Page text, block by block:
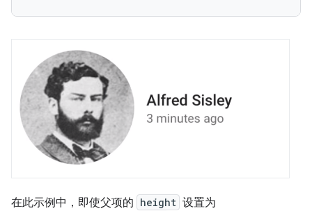
在此示例中，即使父项的 height 设置为